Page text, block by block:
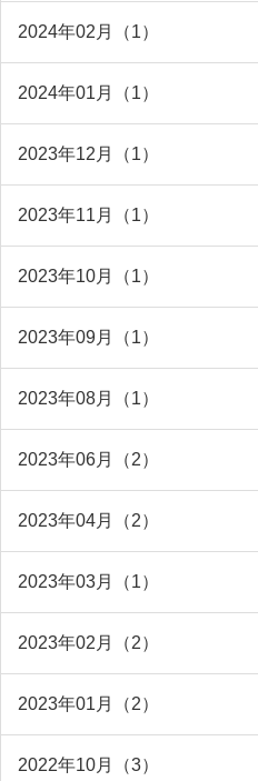
2024年02月（1）
2024年01月（1）
2023年12月（1）
2023年11月（1）
2023年10月（1）
2023年09月（1）
2023年08月（1）
2023年06月（2）
2023年04月（2）
2023年03月（1）
2023年02月（2）
2023年01月（2）
2022年10月（3）